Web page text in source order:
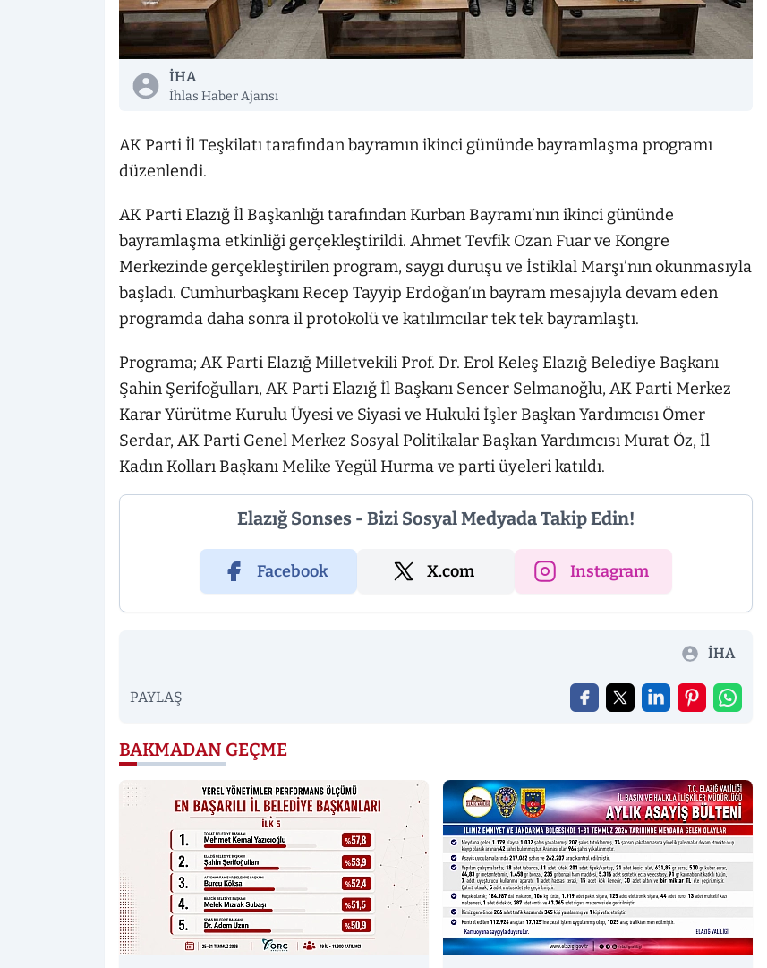
İHA
İhlas Haber Ajansı
AK Parti İl Teşkilatı tarafından bayramın ikinci gününde bayramlaşma programı
düzenlendi.
AK Parti Elazığ İl Başkanlığı tarafından Kurban Bayramı’nın ikinci gününde
bayramlaşma etkinliği gerçekleştirildi. Ahmet Tevfik Ozan Fuar ve Kongre
Merkezinde gerçekleştirilen program, saygı duruşu ve İstiklal Marşı’nın okunmasıyla
başladı. Cumhurbaşkanı Recep Tayyip Erdoğan’ın bayram mesajıyla devam eden
programda daha sonra il protokolü ve katılımcılar tek tek bayramlaştı.
Programa; AK Parti Elazığ Milletvekili Prof. Dr. Erol Keleş Elazığ Belediye Başkanı
Şahin Şerifoğulları, AK Parti Elazığ İl Başkanı Sencer Selmanoğlu, AK Parti Merkez
Karar Yürütme Kurulu Üyesi ve Siyasi ve Hukuki İşler Başkan Yardımcısı Ömer
Serdar, AK Parti Genel Merkez Sosyal Politikalar Başkan Yardımcısı Murat Öz, İl
Kadın Kolları Başkanı Melike Yegül Hurma ve parti üyeleri katıldı.
Elazığ Sonses - Bizi Sosyal Medyada Takip Edin!
Facebook X.com Instagram
İHA
PAYLAŞ
BAKMADAN GEÇME